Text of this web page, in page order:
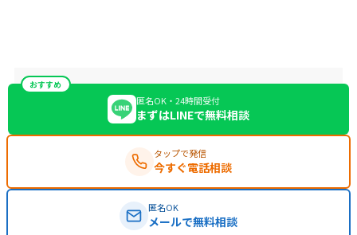
おすすめ
匿名OK・24時間受付
まずはLINEで無料相談
タップで発信
今すぐ電話相談
匿名OK
メールで無料相談